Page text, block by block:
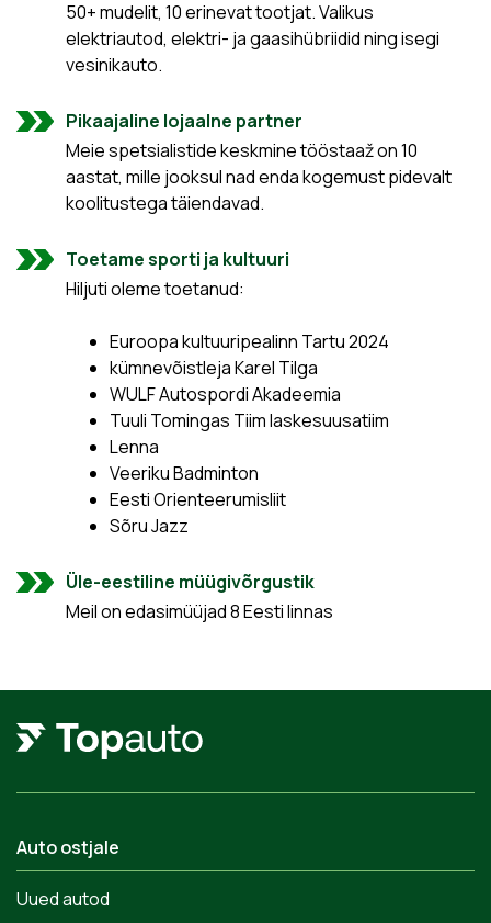
50+ mudelit, 10 erinevat tootjat. Valikus
elektriautod, elektri- ja gaasihübriidid ning isegi
vesinikauto.
Pikaajaline lojaalne partner
Meie spetsialistide keskmine tööstaaž on 10
aastat, mille jooksul nad enda kogemust pidevalt
koolitustega täiendavad.
Toetame sporti ja kultuuri
Hiljuti oleme toetanud:
Euroopa kultuuripealinn Tartu 2024
kümnevõistleja Karel Tilga
WULF Autospordi Akadeemia
Tuuli Tomingas Tiim laskesuusatiim
Lenna
Veeriku Badminton
Eesti Orienteerumisliit
Sõru Jazz
Üle-eestiline müügivõrgustik
Meil on edasimüüjad 8 Eesti linnas
Auto ostjale
Uued autod